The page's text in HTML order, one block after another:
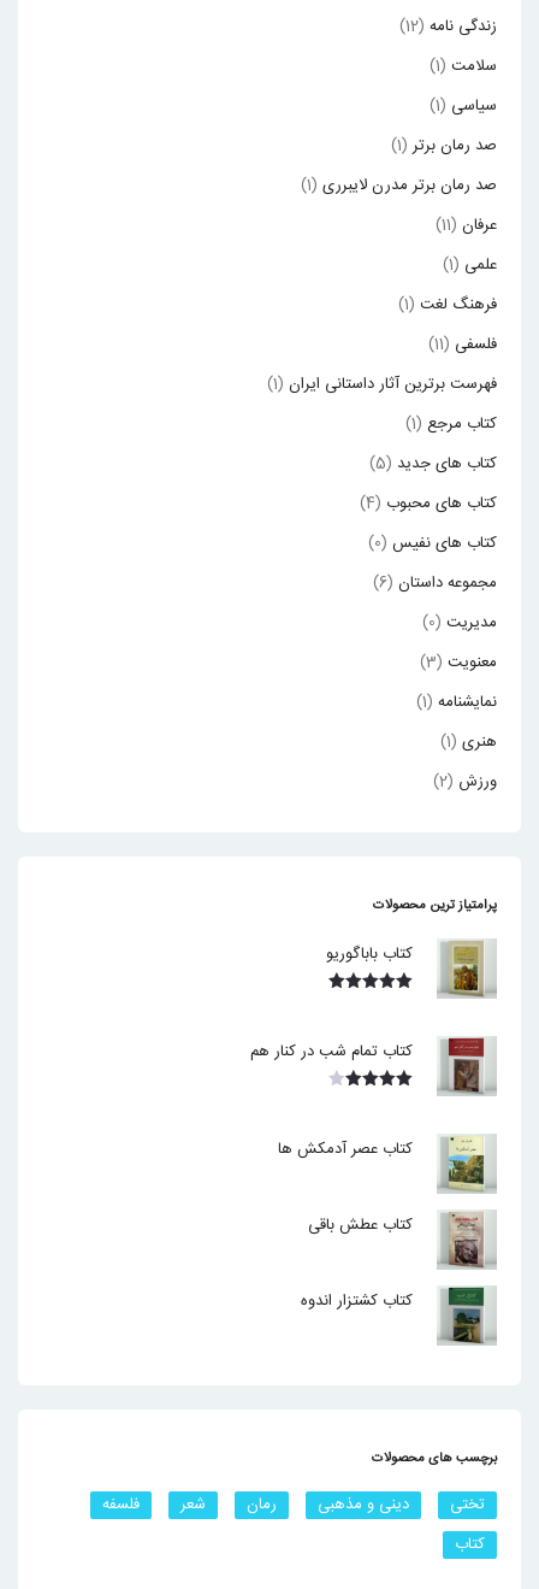
زندگی نامه (12)
سلامت (1)
سیاسی (1)
صد رمان برتر (1)
صد رمان برتر مدرن لایبرری (1)
عرفان (11)
علمی (1)
فرهنگ لغت (1)
فلسفی (11)
فهرست برترین آثار داستانی ایران (1)
کتاب مرجع (1)
کتاب های جدید (5)
کتاب های محبوب (4)
کتاب های نفیس (0)
مجموعه داستان (6)
مدیریت (0)
معنویت (3)
نمایشنامه (1)
هنری (1)
ورزش (2)
پرامتیاز ترین محصولات
کتاب باباگوریو
کتاب تمام شب در کنار هم
کتاب عصر آدمکش ها
کتاب عطش باقی
کتاب کشتزار اندوه
برچسب های محصولات
تختی دینی و مذهبی رمان شعر
فلسفه
کتاب